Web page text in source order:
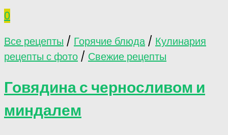
0
Все рецепты / Горячие блюда / Кулинария
рецепты с фото / Свежие рецепты
Говядина с черносливом и
миндалем